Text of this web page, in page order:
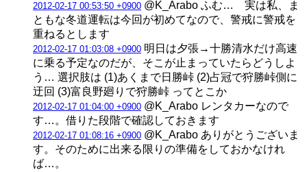
2012-02-17 00:53:50 +0900 @K_Arabo ふむ… 実は私、ま
ともな冬道運転は今回が初めてなので、警戒に警戒を
重ねるとします
2012-02-17 01:03:08 +0900 明日は夕張→十勝清水だけ高速
に乗る予定なのだが、そこが止まっていたらどうしよ
う… 選択肢は (1)あくまで日勝峠 (2)占冠で狩勝峠側に
迂回 (3)富良野廻りで狩勝峠 ってとこか
2012-02-17 01:04:00 +0900 @K_Arabo レンタカーなので
す…。借りた段階で確認しておきます
2012-02-17 01:08:16 +0900 @K_Arabo ありがとうございま
す。そのために出来る限りの準備をしておかなけれ
ば…。